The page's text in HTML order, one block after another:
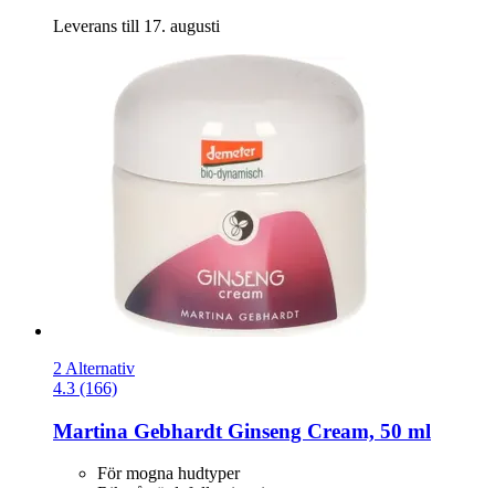
Leverans till 17. augusti
2 Alternativ
4.3 (166)
Martina Gebhardt Ginseng Cream, 50 ml
För mogna hudtyper